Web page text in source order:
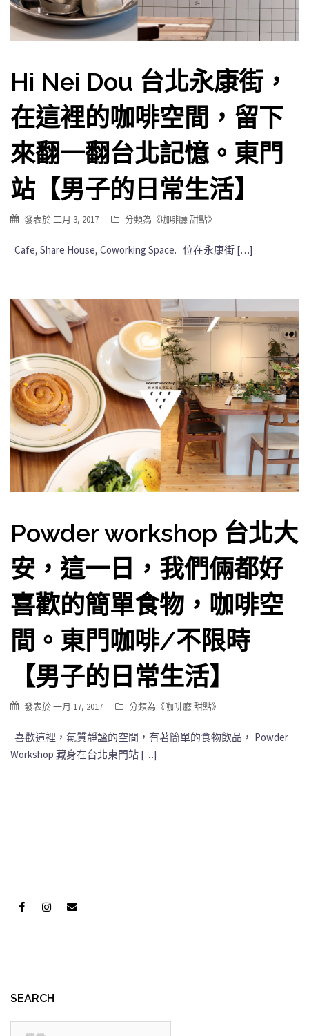
Hi Nei Dou 台北永康街，
在這裡的咖啡空間，留下
來翻一翻台北記憶。東門
站【男子的日常生活】
發表於二月 3, 2017 分類為《咖啡廳 甜點》
Cafe, Share House, Coworking Space. 位在永康街 […]
Powder workshop 台北大
安，這一日，我們倆都好
喜歡的簡單食物，咖啡空
間。東門咖啡/不限時
【男子的日常生活】
發表於一月 17, 2017 分類為《咖啡廳 甜點》
喜歡這裡，氣質靜謐的空間，有著簡單的食物飲品， Powder
Workshop 藏身在台北東門站 […]
SEARCH